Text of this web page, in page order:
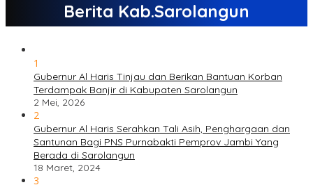
Berita Kab.Sarolangun
1
Gubernur Al Haris Tinjau dan Berikan Bantuan Korban
Terdampak Banjir di Kabupaten Sarolangun
2 Mei, 2026
2
Gubernur Al Haris Serahkan Tali Asih, Penghargaan dan
Santunan Bagi PNS Purnabakti Pemprov Jambi Yang
Berada di Sarolangun
18 Maret, 2024
3